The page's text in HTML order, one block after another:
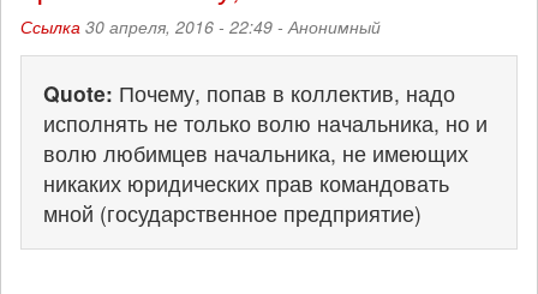
Ссылка 30 апреля, 2016 - 22:49 -Анонимный
Quote: Почему, попав в коллектив, надо
исполнять не только волю начальника, но и
волю любимцев начальника, не имеющих
никаких юридических прав командовать
мной (государственное предприятие)